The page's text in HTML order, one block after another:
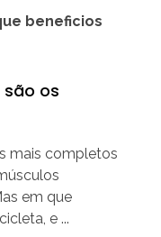
são os
mais completos
em que
e ...